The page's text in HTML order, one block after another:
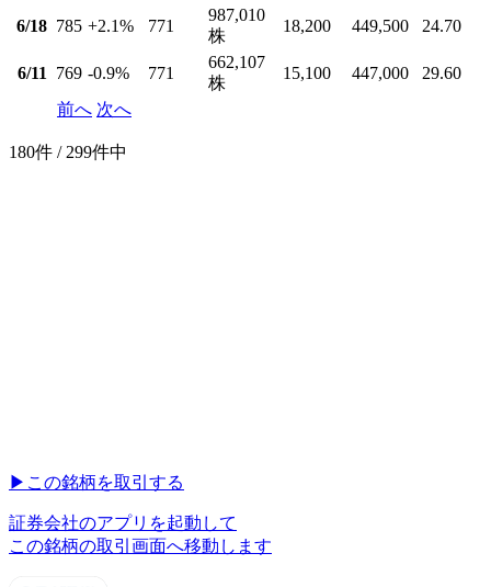
6/18 785 +2.1% 771
987,010
株
18,200 449,500 24.70
6/11 769 -0.9% 771
662,107
株
15,100 447,000
29.60
前へ 次へ
180件 / 299件中
▶︎ この銘柄を取引する
証券会社のアプリを起動して
この銘柄の取引画面へ移動します